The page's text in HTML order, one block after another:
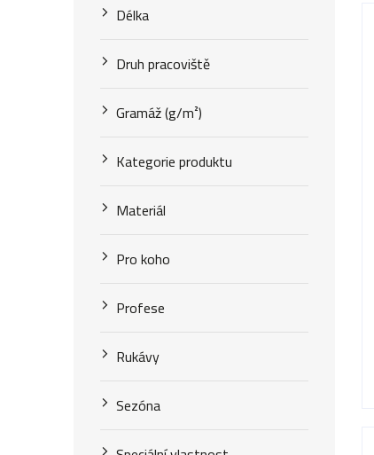
Délka
Druh pracoviště
Gramáž (g/m²)
Kategorie produktu
Materiál
Pro koho
Profese
Rukávy
Sezóna